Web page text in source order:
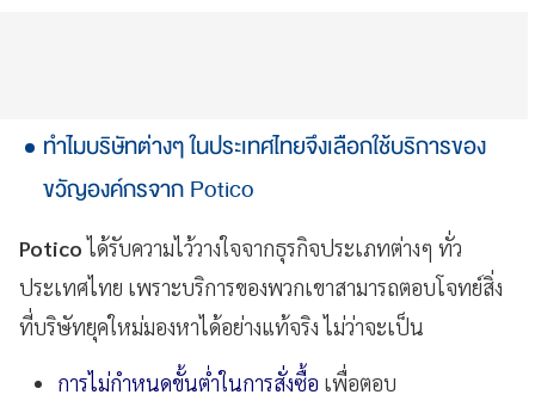
ทำไมบริษัทต่างๆ ในประเทศไทยจึงเลือกใช้บริการของ
ขวัญองค์กรจาก Potico
Poticoได้รับความไว้วางใจจากธุรกิจประเภทต่างๆ ทั่ว
ประเทศไทย เพราะบริการของพวกเขาสามารถตอบโจทย์สิ่ง
ที่บริษัทยุคใหม่มองหาได้อย่างแท้จริง ไม่ว่าจะเป็น
การไม่กำหนดขั้นต่ำในการสั่งซื้อ เพื่อตอบ